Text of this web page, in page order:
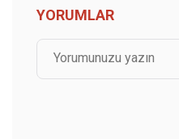
YORUMLAR